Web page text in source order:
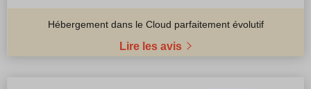
Hébergement dans le Cloud parfaitement évolutif
Lire les avis